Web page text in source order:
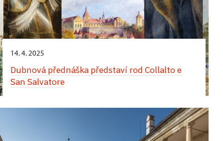
14. 4. 2025
Dubnová přednáška představí rod Collalto e
San Salvatore